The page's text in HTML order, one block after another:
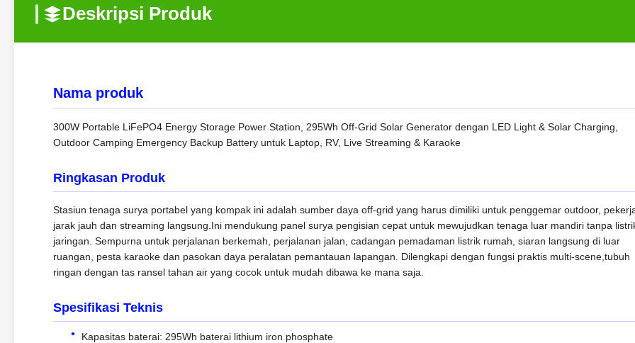
Deskripsi Produk
Nama produk
300W Portable LiFePO4 Energy Storage Power Station, 295Wh Off-Grid Solar Generator dengan LED Light & Solar Charging,
Outdoor Camping Emergency Backup Battery untuk Laptop, RV, Live Streaming & Karaoke
Ringkasan Produk
Stasiun tenaga surya portabel yang kompak ini adalah sumber daya off-grid yang harus dimiliki untuk penggemar outdoor,
jarak jauh dan streaming langsung.Ini mendukung panel surya pengisian cepat untuk mewujudkan tenaga luar mandiri tanpa
jaringan. Sempurna untuk perjalanan berkemah, perjalanan jalan, cadangan pemadaman listrik rumah, siaran langsung di luar
ruangan, pesta karaoke dan pasokan daya peralatan pemantauan lapangan. Dilengkapi dengan fungsi praktis multi-scene,tubuh
ringan dengan tas ransel tahan air yang cocok untuk mudah dibawa ke mana saja.
Spesifikasi Teknis
Kapasitas baterai: 295Wh baterai lithium iron phosphate